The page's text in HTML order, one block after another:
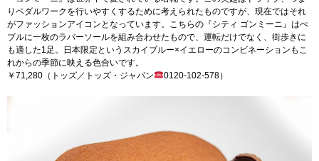
りペダルワークを行いやすくするために考えられたものですが、現在ではそれ
がファッションアイコンとなっています。こちらの『シティ ゴンミーニ』はぺ
ブルに一枚のラバーソールを組み合わせたもので、運転だけでなく、街歩きに
も適した1足。日本限定というスカイブルー×イエローのコンビネーションもこ
れからの季節に映える色合いです。
￥71,280（トッズ／トッズ・ジャパン
0120-102-578）